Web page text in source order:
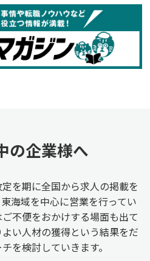
の企業様へ
を期に全国から求人の掲載を
海域を中心に営業を行ってい
不便をおかけする場面も出て
い人材の獲得という結果をだ
を検討していきます。